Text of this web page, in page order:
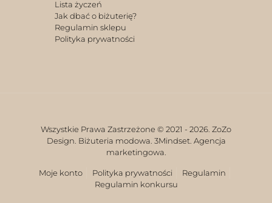
Lista życzeń
Jak dbać o biżuterię?
Regulamin sklepu
Polityka prywatności
Wszystkie Prawa Zastrzeżone © 2021 - 2026. ZoZo
Design. Biżuteria modowa. 3Mindset. Agencja
marketingowa.
Moje konto Polityka prywatności
Regulamin
Regulamin konkursu